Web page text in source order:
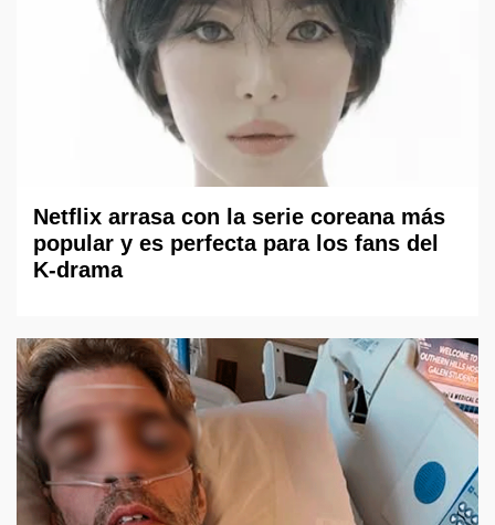
Netflix arrasa con la serie coreana más
popular y es perfecta para los fans del
K-drama